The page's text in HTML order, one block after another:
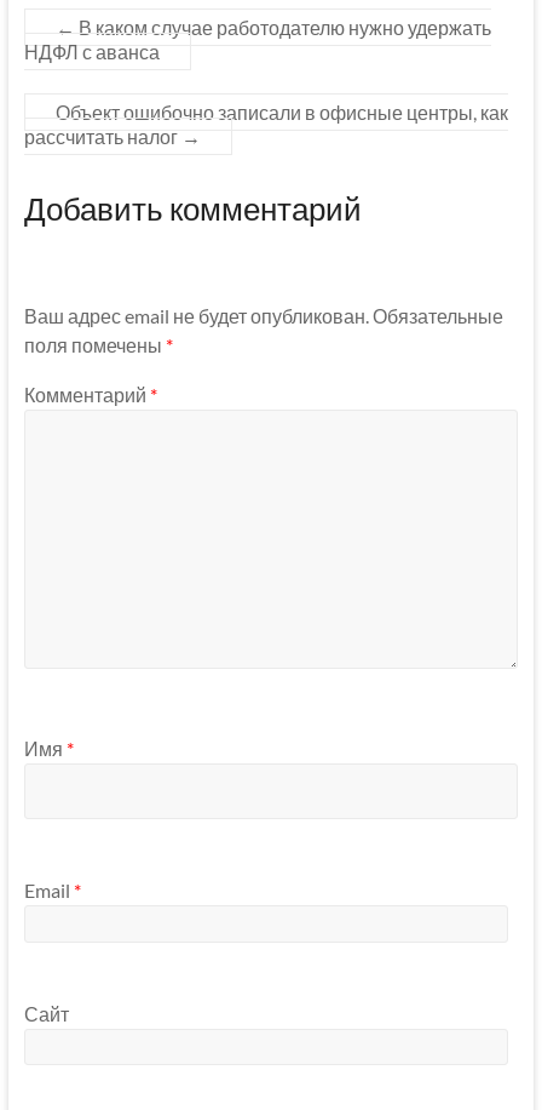
← В каком случае работодателю нужно удержать
НДФЛ с аванса
Объект ошибочно записали в офисные центры, как
рассчитать налог →
Добавить комментарий
Ваш адрес email не будет опубликован. Обязательные
поля помечены *
Комментарий *
Имя *
Email *
Сайт